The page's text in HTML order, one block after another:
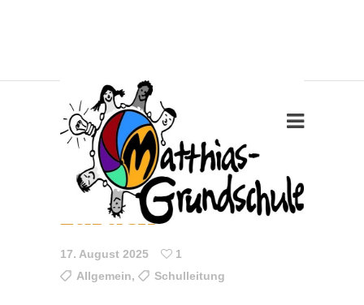
Willkommen
zurück
17. August 2025
1
Allgemein, Schulleitung